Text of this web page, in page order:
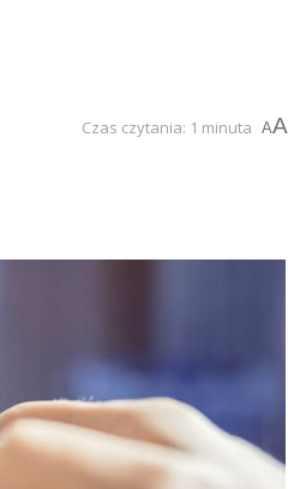
Czas czytania: 1 minuta AA